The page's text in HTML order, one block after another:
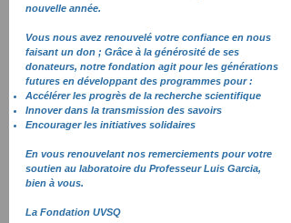
nouvelle année.
Vous nous avez renouvelé votre confiance en nous
faisant un don ; Grâce à la générosité de ses
donateurs, notre fondation agit pour les générations
futures en développant des programmes pour :
Accélérer les progrès de la recherche scientifique
Innover dans la transmission des savoirs
Encourager les initiatives solidaires
En vous renouvelant nos remerciements pour votre
soutien au laboratoire du Professeur Luis Garcia,
bien à vous.
La Fondation UVSQ